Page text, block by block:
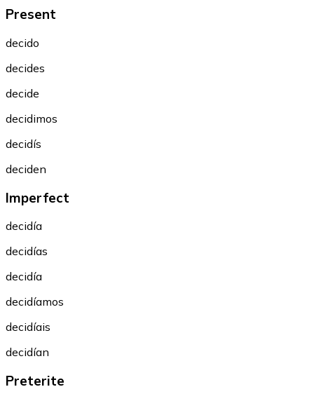
Present
decido
decides
decide
decidimos
decidís
deciden
Imperfect
decidía
decidías
decidía
decidíamos
decidíais
decidían
Preterite